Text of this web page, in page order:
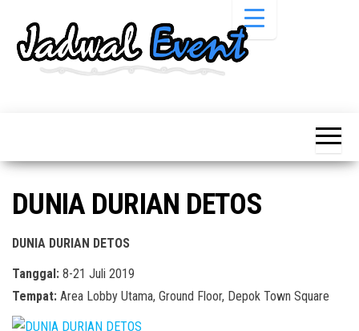
Pameran,
Acara &
Promo
Pameran,
Bazaar,
Workshop,
DUNIA DURIAN DETOS
DUNIA DURIAN DETOS
Tanggal: 8-21 Juli 2019
Tempat: Area Lobby Utama, Ground Floor, Depok Town Square